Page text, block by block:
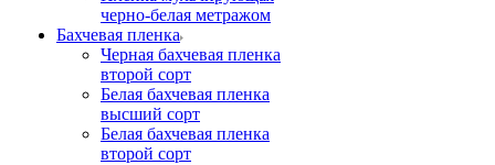
черно-белая метражом
Бахчевая пленка
Черная бахчевая пленка
второй сорт
Белая бахчевая пленка
высший сорт
Белая бахчевая пленка
второй сорт